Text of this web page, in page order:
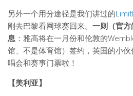
另外一个用分途径是我们讲过的
刚去巴黎看网球赛回来。 一则（官
息 ：雅高将在一月份和伦敦的
馆、不是体育馆）签约，英国的小
唱会和赛事门票啦！
【美利亚】